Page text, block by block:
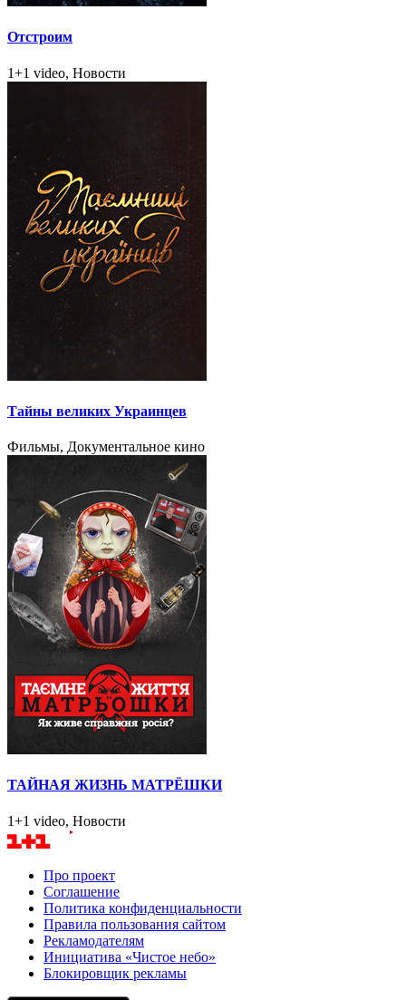
Отстроим
1+1 video, Новости
Тайны великих Украинцев
Фильмы, Документальное кино
ТАЙНАЯ ЖИЗНЬ МАТРЁШКИ
1+1 video, Новости
Про проект
Соглашение
Политика конфиденциальности
Правила пользования сайтом
Рекламодателям
Инициатива «Чистое небо»
Блокировщик рекламы